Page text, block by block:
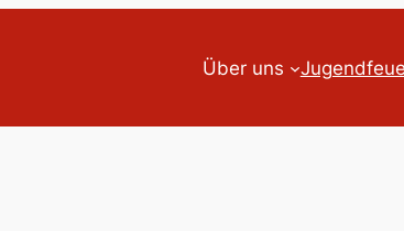
Über uns